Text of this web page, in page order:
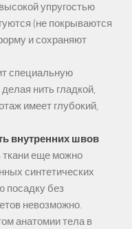
упругостью
(не покрываются
и сохраняют
специальную
нить гладкой,
имеет глубокий,
внутренних швов
еще можно
синтетических
посадку без
невозможно.
анатомии тела в